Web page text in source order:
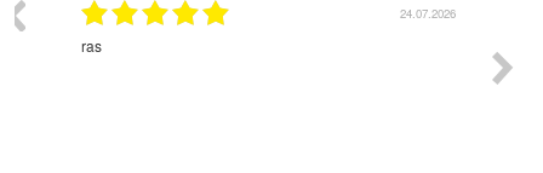
24.07.2026
ras